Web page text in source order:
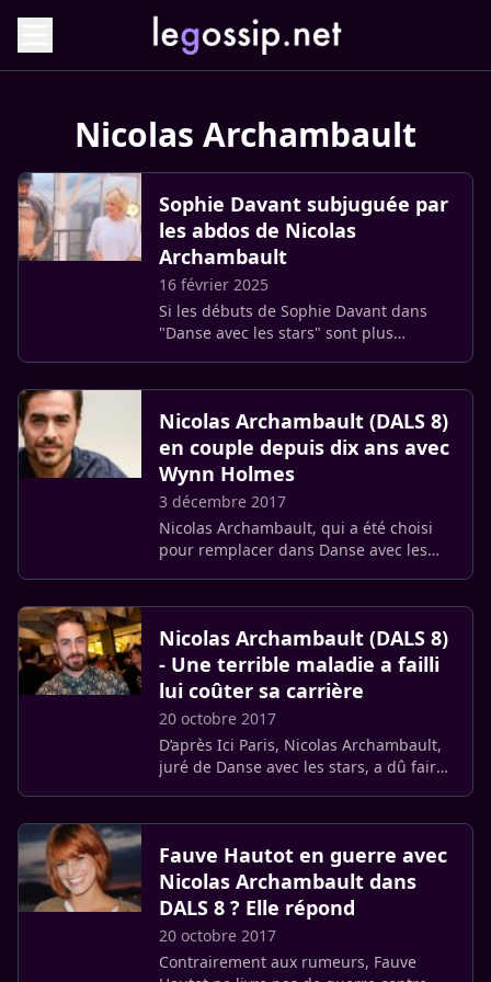
Nicolas Archambault
Sophie Davant subjuguée par
les abdos de Nicolas
Archambault
16 février 2025
Si les débuts de Sophie Davant dans
"Danse avec les stars" sont plus
de (…)
Nicolas Archambault (DALS 8)
en couple depuis dix ans avec
Wynn Holmes
3 décembre 2017
Nicolas Archambault, qui a été choisi
pour remplacer dans Danse avec les
Nicolas Archambault (DALS 8)
- Une terrible maladie a failli
lui coûter sa carrière
20 octobre 2017
D’après Ici Paris, Nicolas Archambault,
juré de Danse avec les stars, a dû faire
Fauve Hautot en guerre avec
Nicolas Archambault dans
DALS 8 ? Elle répond
20 octobre 2017
Contrairement aux rumeurs, Fauve